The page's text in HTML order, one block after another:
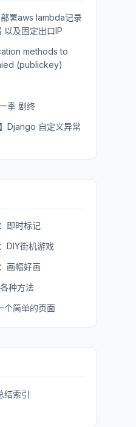
--noreload
署aws lambda记录
以及固定出口IP
methods to
(publickey)
季 剧终
Django 自定义异常
即时标记
DIY街机游戏
画幅好画
种方法
简单的页面
结索引